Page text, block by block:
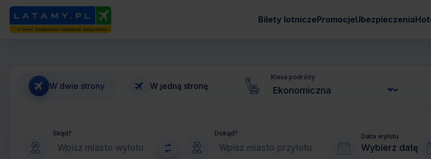
Bilety lotniczePromocjeUbezpieczenia
W dwie strony W jedną stronę
Klasa podróży
Skąd? Dokąd? Data wylotu
Wybierz datę